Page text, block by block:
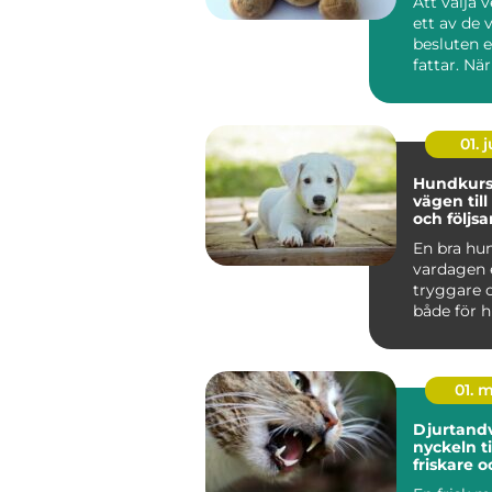
ett av de
besluten
fattar.
01.
vägen
och
En bra
vardagen
tryggare
både för
hundä...
01.
nyckeln
friskare